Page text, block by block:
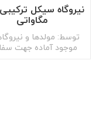
مگاواتی
توسط: مولدها و
موجود آماده جهت